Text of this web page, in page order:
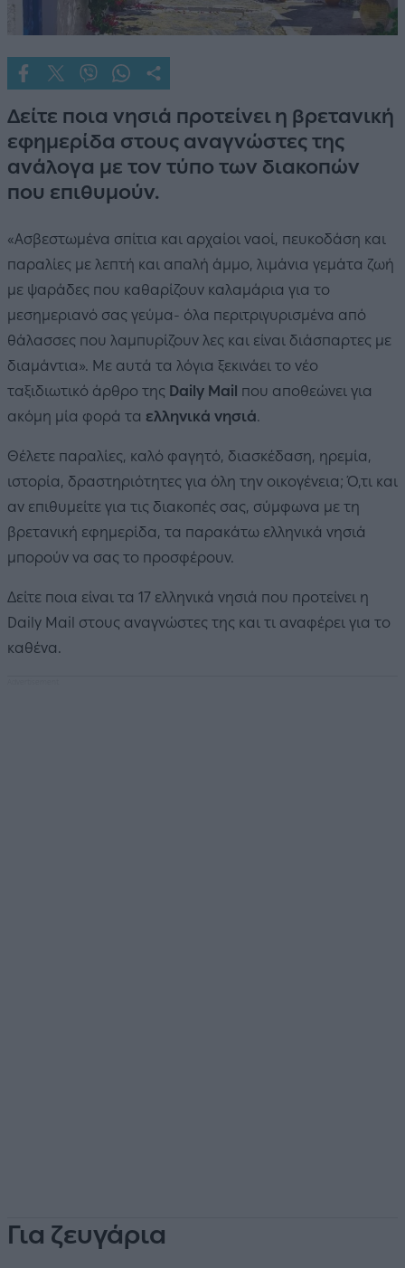
Δείτε ποια νησιά προτείνει η βρετανική
εφημερίδα στους αναγνώστες της
ανάλογα με τον τύπο των διακοπών
που επιθυμούν.
«Ασβεστωμένα σπίτια και αρχαίοι ναοί, πευκοδάση και
παραλίες με λεπτή και απαλή άμμο, λιμάνια γεμάτα ζωή
με ψαράδες που καθαρίζουν καλαμάρια για το
μεσημεριανό σας γεύμα- όλα περιτριγυρισμένα από
θάλασσες που λαμπυρίζουν λες και είναι διάσπαρτες με
διαμάντια». Με αυτά τα λόγια ξεκινάει το νέο
ταξιδιωτικό άρθρο της Daily Mail που αποθεώνει για
ακόμη μία φορά τα ελληνικά νησιά.
Θέλετε παραλίες, καλό φαγητό, διασκέδαση, ηρεμία,
ιστορία, δραστηριότητες για όλη την οικογένεια; Ό,τι και
αν επιθυμείτε για τις διακοπές σας, σύμφωνα με τη
βρετανική εφημερίδα, τα παρακάτω ελληνικά νησιά
μπορούν να σας το προσφέρουν.
Δείτε ποια είναι τα 17 ελληνικά νησιά που προτείνει η
Daily Mail στους αναγνώστες της και τι αναφέρει για το
καθένα.
Για ζευγάρια